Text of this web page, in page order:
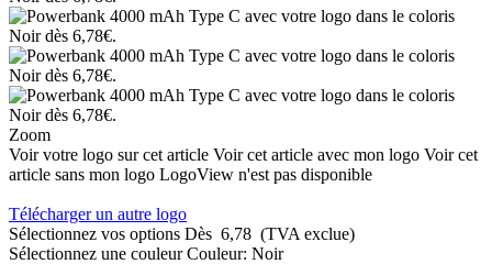
Zoom
Voir votre logo sur cet article Voir cet article avec mon logo Voir cet
article sans mon logo LogoView n'est pas disponible
Télécharger un autre logo
Sélectionnez vos options Dès 6,78 (TVA exclue)
Sélectionnez une couleur Couleur: Noir